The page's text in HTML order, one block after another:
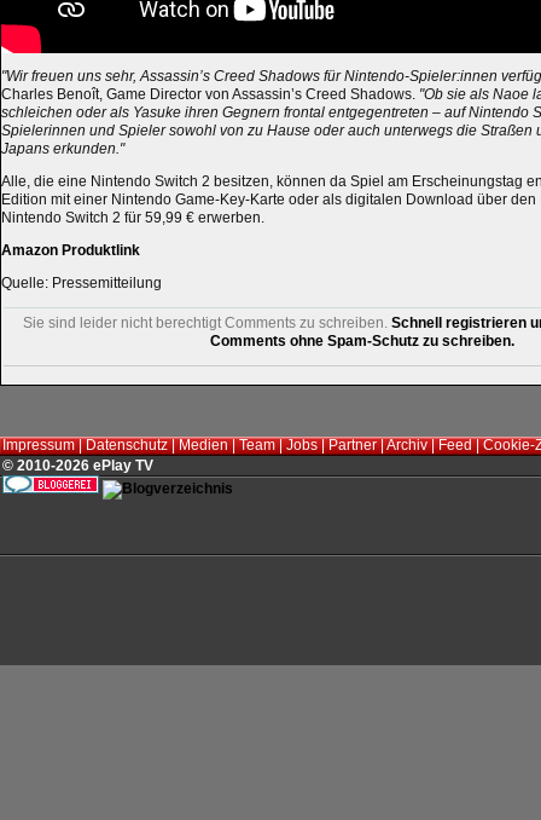
"Wir freuen uns sehr, Assassin’s Creed Shadows für Nintendo-Spieler:innen
Charles Benoît, Game Director von Assassin’s Creed Shadows. "Ob sie als Naoe
schleichen oder als Yasuke ihren Gegnern frontal entgegentreten – auf Nintendo
Spielerinnen und Spieler sowohl von zu Hause oder auch unterwegs die Straßen
Japans erkunden."
Alle, die eine Nintendo Switch 2 besitzen, können da Spiel am Erscheinungstag
Edition mit einer Nintendo Game-Key-Karte oder als digitalen Download über
Nintendo Switch 2 für 59,99 € erwerben.
Amazon Produktlink
Quelle: Pressemitteilung
Sie sind leider nicht berechtigt Comments zu schreiben. Schnell registrieren
Comments ohne Spam-Schutz zu schreiben.
Impressum|Datenschutz|Medien|Team|Jobs|Partner|Archiv|Feed|Cookie-
© 2010-2026 ePlay TV